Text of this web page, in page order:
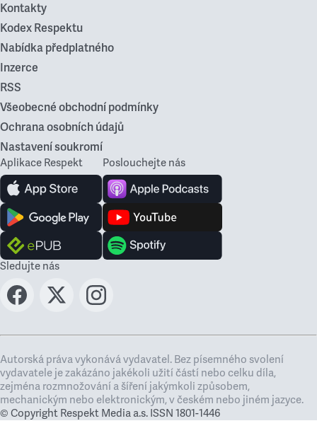
Kontakty
Kodex Respektu
Nabídka předplatného
Inzerce
RSS
Všeobecné obchodní podmínky
Ochrana osobních údajů
Nastavení soukromí
Aplikace Respekt Poslouchejte nás
Sledujte nás
Autorská práva vykonává vydavatel. Bez písemného svolení
vydavatele je zakázáno jakékoli užití částí nebo celku díla,
zejména rozmnožování a šíření jakýmkoli způsobem,
mechanickým nebo elektronickým, v českém nebo jiném jazyce.
© Copyright Respekt Media a.s. ISSN 1801-1446